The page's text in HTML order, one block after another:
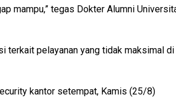
mampu,” tegas Dokter Alumni
terkait pelayanan yang tidak maksimal di
kantor setempat, Kamis (25/8)